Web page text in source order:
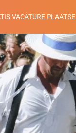
VACATURE